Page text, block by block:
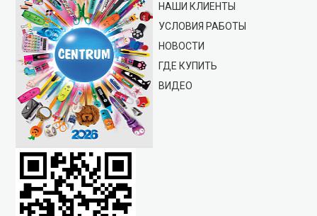
НАШИ КЛИЕНТЫ
УСЛОВИЯ РАБОТЫ
НОВОСТИ
ГДЕ КУПИТЬ
ВИДЕО